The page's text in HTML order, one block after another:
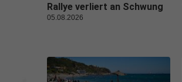
Rallye verliert an Schwung
05.08.2026